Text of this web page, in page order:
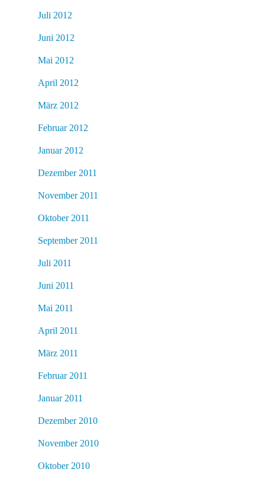
Juli 2012
Juni 2012
Mai 2012
April 2012
März 2012
Februar 2012
Januar 2012
Dezember 2011
November 2011
Oktober 2011
September 2011
Juli 2011
Juni 2011
Mai 2011
April 2011
März 2011
Februar 2011
Januar 2011
Dezember 2010
November 2010
Oktober 2010